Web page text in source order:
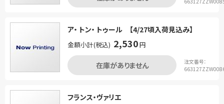
ア・ トン・ トゥール 【4/27頃入荷見込み】
金額小計(税込) 2,530円
在庫がありません
注文番号：
フランス・ヴァリエ